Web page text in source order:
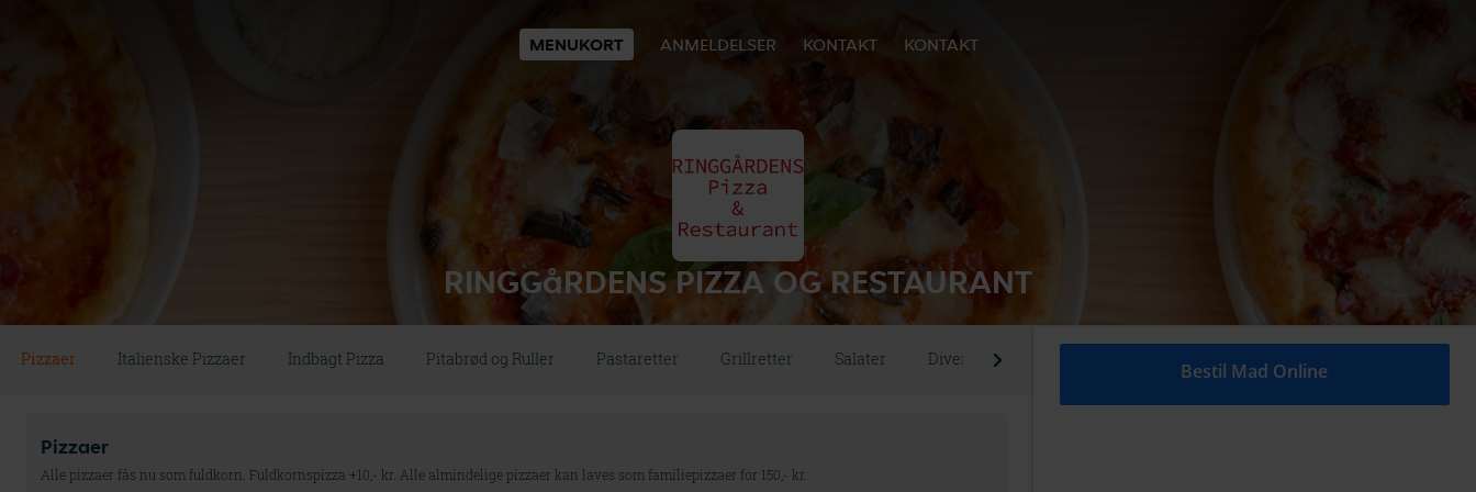
MENUKORT ANMELDELSER KONTAKT KONTAKT
RINGGåRDENS PIZZA OG RESTAURANT
Pizzaer Italienske Pizzaer Indbagt Pizza Pitabrød og Ruller Pastaretter Grillretter Salater Diverse
Pizzaer
Alle pizzaer fås nu som fuldkorn. Fuldkornspizza +10,- kr. Alle almindelige pizzaer kan laves som familiepizzaer for 150,- kr.
Bestil Mad Online